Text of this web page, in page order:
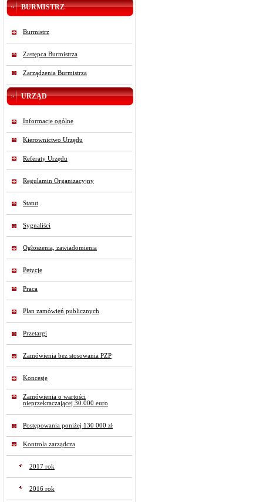
BURMISTRZ
Burmistrz
Zastępca Burmistrza
Zarządzenia Burmistrza
URZĄD
Informacje ogólne
Kierownictwo Urzędu
Referaty Urzędu
Regulamin Organizacyjny
Statut
Sygnaliści
Ogłoszenia, zawiadomienia
Petycje
Praca
Plan zamówień publicznych
Przetargi
Zamówienia bez stosowania PZP
Koncesje
Zamówienia o wartości
nieprzekraczającej 30.000 euro
Postępowania poniżej 130 000 zł
Kontrola zarządcza
2017 rok
2016 rok